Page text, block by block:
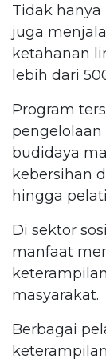
Tidak
juga
ketahanan
lebih dari
Program
budidaya
kebersihan
hingga
Di sektor
manfaat
masyarakat.
Berbagai